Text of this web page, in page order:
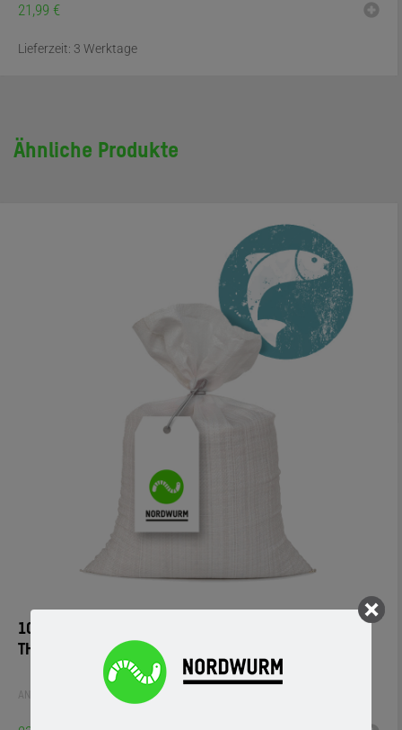
21,99 €
Lieferzeit: 3 Werktage
Ähnliche Produkte
100 STÜCK KANADISCHE TAUWÜRMER IN ZWEI
THERMOBOXEN
ANGELWÜRMER FUTTERWÜRMER